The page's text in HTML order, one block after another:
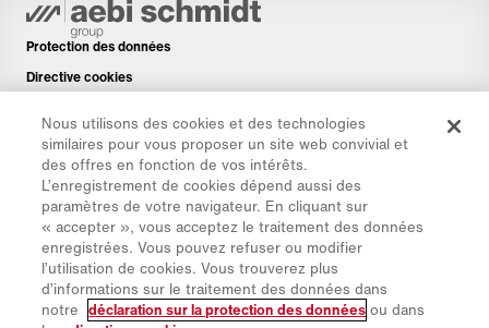
Protection des données
Directive cookies
Avis de non-responsabilité
Newsletter
Pièces de rechange
Espace de téléchargement
Calculateur de CO₂
Calculateur de TCO
Sites & Revendeurs
Nous utilisons des cookies et des technologies
similaires pour vous proposer un site web convivial et
des offres en fonction de vos intérêts.
L’enregistrement de cookies dépend aussi des
paramètres de votre navigateur. En cliquant sur
« accepter », vous acceptez le traitement des données
enregistrées. Vous pouvez refuser ou modifier
l’utilisation de cookies. Vous trouverez plus
d’informations sur le traitement des données dans
notre déclaration sur la protection des données ou dans